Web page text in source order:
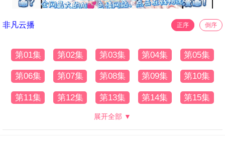
非凡云播 正序 倒序
第01集 第02集 第03集 第04集 第05集
第06集 第07集 第08集 第09集 第10集
第11集 第12集 第13集 第14集 第15集
展开全部 ▼